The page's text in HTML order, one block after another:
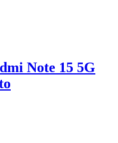
Note 15 5G